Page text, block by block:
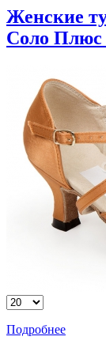
Женские
Соло Плюс
Подробнее